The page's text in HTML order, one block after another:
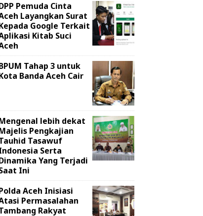
Pemuda Cinta
Layangkan Surat
Google Terkait
Kitab Suci
Tahap 3 untuk
Banda Aceh Cair
lebih dekat
Pengkajian
Tasawuf
Serta
Yang Terjadi
Ini
Aceh Inisiasi
Permasalahan
Rakyat